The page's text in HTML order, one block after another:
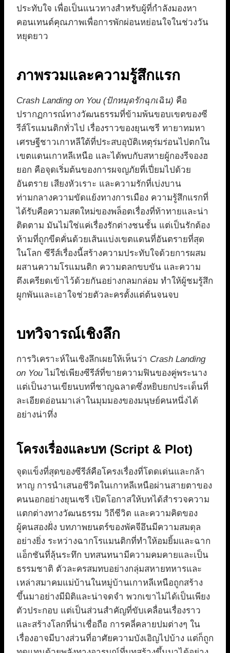
ประทับใจ เพื่อเป็นแนวทางสำหรับผู้ที่กำลังมองหา
คอนเทนต์คุณภาพเพื่อการพักผ่อนหย่อนใจในช่วงวัน
หยุดยาว
ภาพรวมและความรู้สึกแรก
Crash Landing on You (ปักหมุดรักฉุกเฉิน) คือ
ปรากฏการณ์ทางวัฒนธรรมที่ข้ามพ้นขอบเขตของซี
รีส์โรแมนติกทั่วไป เรื่องราวของยุนเซรี ทายาทมหา
เศรษฐีชาวเกาหลีใต้ที่ประสบอุบัติเหตุร่มร่อนไปตกใน
เขตแดนเกาหลีเหนือ และได้พบกับสหายผู้กองรีจองฮ
ยอก คือจุดเริ่มต้นของการผจญภัยที่เปี่ยมไปด้วย
อันตราย เสียงหัวเราะ และความรักที่เบ่งบาน
ท่ามกลางความขัดแย้งทางการเมือง ความรู้สึกแรกที่
ได้รับคือความสดใหม่ของพล็อตเรื่องที่ท้าทายและน่า
ติดตาม มันไม่ใช่แค่เรื่องรักต่างชนชั้น แต่เป็นรักต้อง
ห้ามที่ถูกขีดคั่นด้วยเส้นแบ่งเขตแดนที่อันตรายที่สุด
ในโลก ซีรีส์เรื่องนี้สร้างความประทับใจด้วยการผสม
ผสานความโรแมนติก ความตลกขบขัน และความ
ตึงเครียดเข้าไว้ด้วยกันอย่างกลมกล่อม ทำให้ผู้ชมรู้สึก
ผูกพันและเอาใจช่วยตัวละครตั้งแต่ต้นจนจบ
บทวิจารณ์เชิงลึก
การวิเคราะห์ในเชิงลึกเผยให้เห็นว่า Crash Landing
on You ไม่ใช่เพียงซีรีส์ที่ขายความฟินของคู่พระนาง
แต่เป็นงานเขียนบทที่ชาญฉลาดซึ่งหยิบยกประเด็นที่
ละเอียดอ่อนมาเล่าในมุมมองของมนุษย์คนหนึ่งได้
อย่างน่าทึ่ง
โครงเรื่องและบท (Script & Plot)
จุดแข็งที่สุดของซีรีส์คือโครงเรื่องที่โดดเด่นและกล้า
หาญ การนำเสนอชีวิตในเกาหลีเหนือผ่านสายตาของ
คนนอกอย่างยุนเซรี เปิดโอกาสให้บทได้สำรวจความ
แตกต่างทางวัฒนธรรม วิถีชีวิต และความคิดของ
ผู้คนสองฝั่ง บทภาพยนตร์ของพัคจีอึนมีความสมดุล
อย่างยิ่ง ระหว่างฉากโรแมนติกที่ทำให้อมยิ้มและฉาก
แอ็กชันที่ลุ้นระทึก บทสนทนามีความคมคายและเป็น
ธรรมชาติ ตัวละครสมทบอย่างกลุ่มสหายทหารและ
เหล่าสมาคมแม่บ้านในหมู่บ้านเกาหลีเหนือถูกสร้าง
ขึ้นมาอย่างมีมิติและน่าจดจำ พวกเขาไม่ได้เป็นเพียง
ตัวประกอบ แต่เป็นส่วนสำคัญที่ขับเคลื่อนเรื่องราว
และสร้างโลกที่น่าเชื่อถือ การคลี่คลายปมต่างๆ ใน
เรื่องอาจมีบางส่วนที่อาศัยความบังเอิญไปบ้าง แต่ก็ถูก